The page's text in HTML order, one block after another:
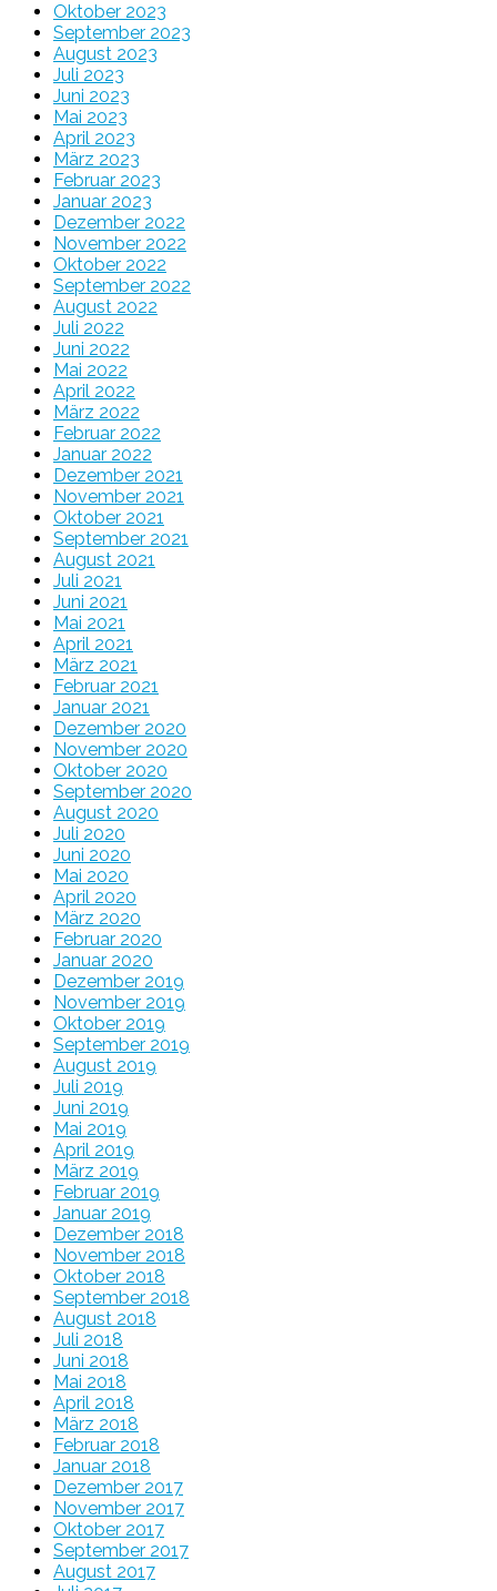
Oktober 2023
September 2023
August 2023
Juli 2023
Juni 2023
Mai 2023
April 2023
März 2023
Februar 2023
Januar 2023
Dezember 2022
November 2022
Oktober 2022
September 2022
August 2022
Juli 2022
Juni 2022
Mai 2022
April 2022
März 2022
Februar 2022
Januar 2022
Dezember 2021
November 2021
Oktober 2021
September 2021
August 2021
Juli 2021
Juni 2021
Mai 2021
April 2021
März 2021
Februar 2021
Januar 2021
Dezember 2020
November 2020
Oktober 2020
September 2020
August 2020
Juli 2020
Juni 2020
Mai 2020
April 2020
März 2020
Februar 2020
Januar 2020
Dezember 2019
November 2019
Oktober 2019
September 2019
August 2019
Juli 2019
Juni 2019
Mai 2019
April 2019
März 2019
Februar 2019
Januar 2019
Dezember 2018
November 2018
Oktober 2018
September 2018
August 2018
Juli 2018
Juni 2018
Mai 2018
April 2018
März 2018
Februar 2018
Januar 2018
Dezember 2017
November 2017
Oktober 2017
September 2017
August 2017